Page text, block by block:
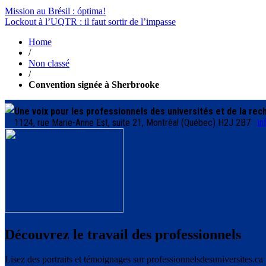
Mission au Brésil : óptima!
Lockout à l’UQTR : il faut sortir de l’impasse
Home
/
Non classé
/
Convention signée à Sherbrooke
Une voix pour les professionnels des universités et de la
1124, rue Marie-Anne Est, suite 21, Montréal (Québec) H2J 2B7
Découvrez le travail des professionnels
Lisez des portraits et témoignages sur professionnelsdesuniversites.ca